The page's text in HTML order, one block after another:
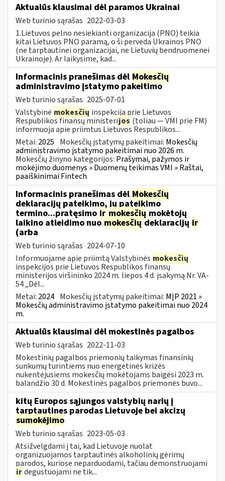
Aktualūs klausimai dėl paramos Ukrainai
Web turinio sąrašas 2022-03-03
1.Lietuvos pelno nesiekianti organizacija (PNO) teikia
kitai Lietuvos PNO paramą, o ši perveda Ukrainos PNO
(ne tarptautinei organizacijai, ne Lietuvių bendruomenei
Ukrainoje). Ar laikysime, kad...
Informacinis pranešimas dėl Mokesčių
administravimo įstatymo pakeitimo
Web turinio sąrašas 2025-07-01
Valstybinė mokesčių inspekcija prie Lietuvos
Respublikos finansų ministerijos (toliau — VMI prie FM)
informuoja apie priimtus Lietuvos Respublikos...
Metai: 2025 Mokesčių įstatymų pakeitimai: Mokesčių
administravimo įstatymo pakeitimai nuo 2026 m.
Mokesčių žinyno kategorijos: Prašymai, pažymos ir
mokėjimo duomenys » Duomenų teikimas VMI » Raštai,
paaiškinimai Fintech
Informacinis pranešimas dėl Mokesčių
deklaracijų pateikimo, jų pateikimo
termino...pratęsimo ir mokesčių mokėtojų
laikino atleidimo nuomokesčiųdeklaracijų ir
(arba
Web turinio sąrašas 2024-07-10
Informuojame apie priimtą Valstybinės mokesčių
inspekcijos prie Lietuvos Respublikos finansų
ministerijos viršininko 2024 m. liepos 4 d. įsakymą Nr. VA-
54 „Dėl...
Metai: 2024 Mokesčių įstatymų pakeitimai: MĮP 2021 »
Mokesčių administravimo įstatymo pakeitimai nuo 2024
m.
Aktualūs klausimai dėl mokestinės pagalbos
Web turinio sąrašas 2022-11-03
Mokestinių pagalbos priemonių taikymas finansinių
sunkumų turintiems nuo energetinės krizės
nukentėjusiems mokesčių mokėtojams baigėsi 2023 m.
balandžio 30 d. Mokestinės pagalbos priemonės buvo...
kitų Europos sąjungos valstybių narių į
tarptautines parodas Lietuvoje bei akcizų
sumokėjimo
Web turinio sąrašas 2023-05-03
Atsižvelgdami į tai, kad Lietuvoje nuolat
organizuojamos tarptautinės alkoholinių gėrimų
parodos, kuriose neparduodami, tačiau demonstruojami
irdegustuojami ne tik...